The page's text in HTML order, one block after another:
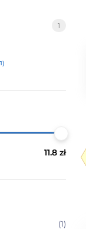
1
11.8 zł
(1)